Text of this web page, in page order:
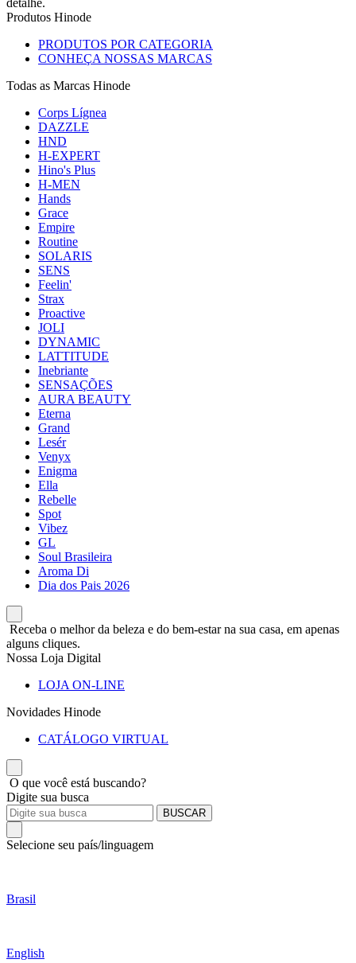
detalhe.
Produtos Hinode
PRODUTOS POR CATEGORIA
CONHEÇA NOSSAS MARCAS
Todas as Marcas Hinode
Corps Lígnea
DAZZLE
HND
H-EXPERT
Hino's Plus
H-MEN
Hands
Grace
Empire
Routine
SOLARIS
SENS
Feelin'
Strax
Proactive
JOLI
DYNAMIC
LATTITUDE
Inebriante
SENSAÇÕES
AURA BEAUTY
Eterna
Grand
Lesér
Venyx
Enigma
Ella
Rebelle
Spot
Vibez
GL
Soul Brasileira
Aroma Di
Dia dos Pais 2026
Receba o melhor da beleza e do bem-estar na sua casa, em apenas
alguns cliques.
Nossa Loja Digital
LOJA ON-LINE
Novidades Hinode
CATÁLOGO VIRTUAL
O que você está buscando?
Digite sua busca
BUSCAR
Selecione seu país/linguagem
Brasil
English